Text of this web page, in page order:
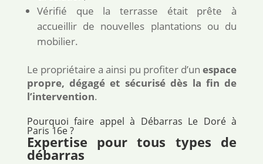
Vérifié que la terrasse était prête à
accueillir de nouvelles plantations ou du
mobilier.
Le propriétaire a ainsi pu profiter d’unespace
propre, dégagé et sécurisé dès la fin de
l’intervention.
Pourquoi faire appel à Débarras Le Doré à
Paris 16e ?
Expertise pour tous types de
débarras